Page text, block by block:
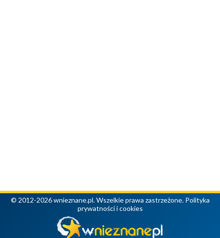
© 2012-2026 wnieznane.pl. Wszelkie prawa zastrzeżone. Polityka
prywatności i cookies